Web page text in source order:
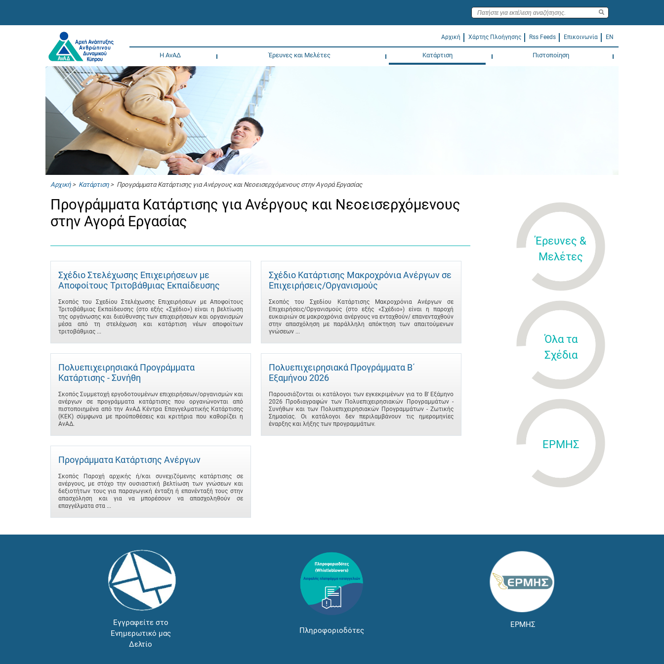
Αρχική Χάρτης Πλοήγησης Rss Feeds Επικοινωνία EN
Η ΑνΑΔ Έρευνες και Μελέτες Κατάρτιση Πιστοποίηση
Αρχική> Κατάρτιση> Προγράμματα Κατάρτισης για Ανέργους και Νεοεισερχόμενους στην Αγορά Εργασίας
Προγράμματα Κατάρτισης για Ανέργους και Νεοεισερχόμενους
στην Αγορά Εργασίας
Σχέδιο Στελέχωσης Επιχειρήσεων με
Αποφοίτους Τριτοβάθμιας Εκπαίδευσης
Σκοπός του Σχεδίου Στελέχωσης Επιχειρήσεων με Αποφοίτους
Τριτοβάθμιας Εκπαίδευσης (στο εξής «Σχέδιο») είναι η βελτίωση
της οργάνωσης και διεύθυνσης των επιχειρήσεων και οργανισμών
μέσα από τη στελέχωση και κατάρτιση νέων αποφοίτων
τριτοβάθμιας ...
Σχέδιο Κατάρτισης Μακροχρόνια Ανέργων σε
Επιχειρήσεις/Οργανισμούς
Σκοπός του Σχεδίου Κατάρτισης Μακροχρόνια Ανέργων σε
Επιχειρήσεις/Οργανισμούς (στο εξής «Σχέδιο») είναι η παροχή
ευκαιριών σε μακροχρόνια ανέργους να ενταχθούν/ επανενταχθούν
στην απασχόληση με παράλληλη απόκτηση των απαιτούμενων
γνώσεων ...
Πολυεπιχειρησιακά Προγράμματα
Κατάρτισης - Συνήθη
Σκοπός Συμμετοχή εργοδοτουμένων επιχειρήσεων/οργανισμών και
ανέργων σε προγράμματα κατάρτισης που οργανώνονται από
πιστοποιημένα από την ΑνΑΔ Κέντρα Επαγγελματικής Κατάρτισης
(ΚΕΚ) σύμφωνα με προϋποθέσεις και κριτήρια που καθορίζει η
ΑνΑΔ.
Πολυεπιχειρησιακά Προγράμματα B΄
Εξαμήνου 2026
Παρουσιάζονται οι κατάλογοι των εγκεκριμένων για το B' Εξάμηνο
2026 Προδιαγραφών των Πολυεπιχειρησιακών Προγραμμάτων -
Συνήθων και των Πολυεπιχειρησιακών Προγραμμάτων - Ζωτικής
Σημασίας. Οι κατάλογοι δεν περιλαμβάνουν τις ημερομηνίες
έναρξης και λήξης των προγραμμάτων.
Προγράμματα Κατάρτισης Ανέργων
Σκοπός Παροχή αρχικής ή/και συνεχιζόμενης κατάρτισης σε
ανέργους, με στόχο την ουσιαστική βελτίωση των γνώσεων και
δεξιοτήτων τους για παραγωγική ένταξη ή επανένταξή τους στην
απασχόληση και για να μπορέσουν να απασχοληθούν σε
επαγγέλματα στα ...
Έρευνες &
Μελέτες
Όλα τα
Σχέδια
ΕΡΜΗΣ
Εγγραφείτε στο
Ενημερωτικό μας
Δελτίο
Πληροφοριοδότες
ΕΡΜΗΣ